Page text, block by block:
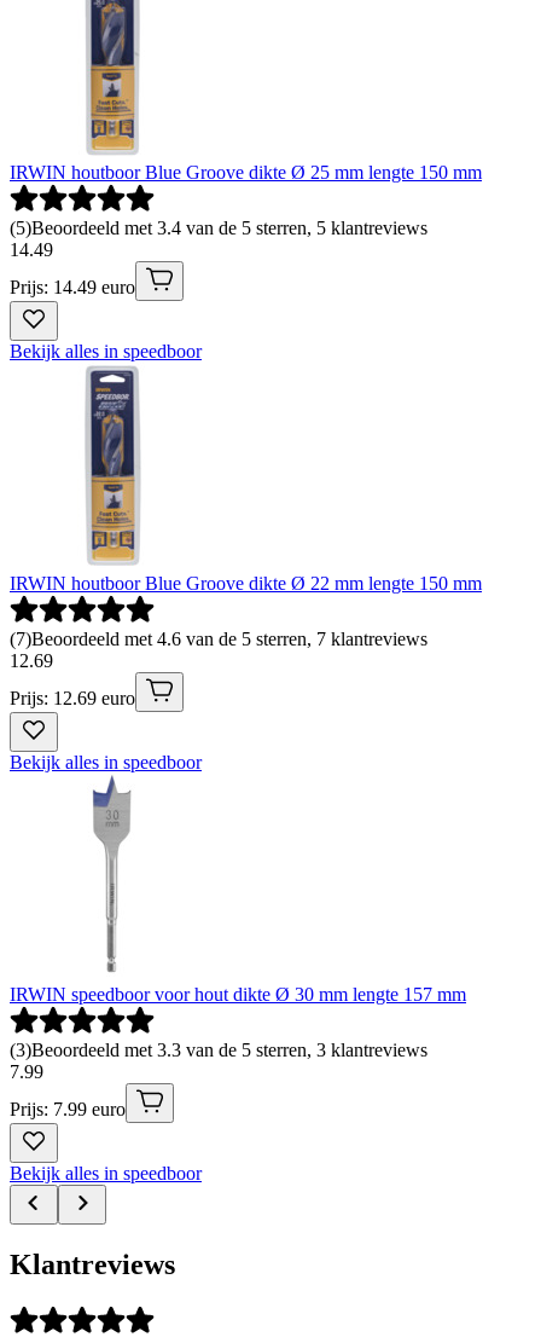
IRWIN houtboor Blue Groove dikte Ø 25 mm lengte 150 mm
(5)Beoordeeld met 3.4 van de 5 sterren, 5 klantreviews
14.49
Prijs: 14.49 euro
Bekijk alles in speedboor
IRWIN houtboor Blue Groove dikte Ø 22 mm lengte 150 mm
(7)Beoordeeld met 4.6 van de 5 sterren, 7 klantreviews
12.69
Prijs: 12.69 euro
Bekijk alles in speedboor
IRWIN speedboor voor hout dikte Ø 30 mm lengte 157 mm
(3)Beoordeeld met 3.3 van de 5 sterren, 3 klantreviews
7.99
Prijs: 7.99 euro
Bekijk alles in speedboor
Klantreviews